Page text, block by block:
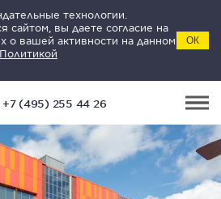
технологии.
сайтом, вы даете согласие на
о вашей активности на данном
Политикой
ОК
+7 (495) 255 44 26